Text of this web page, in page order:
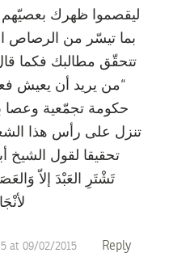
ليقصموا ظهرك بعصيّهم
بما تيسّر من الرصاص
تتحقّق مطالبك فكما
“من يريد أن يعيش
حكومة تجمّعية وعصا
تنزل على رأس هذا
تحقيقا لقول الشيخ
تَشْتَرِ العَبْدَ إلاّ
at 09/02/2015 Reply